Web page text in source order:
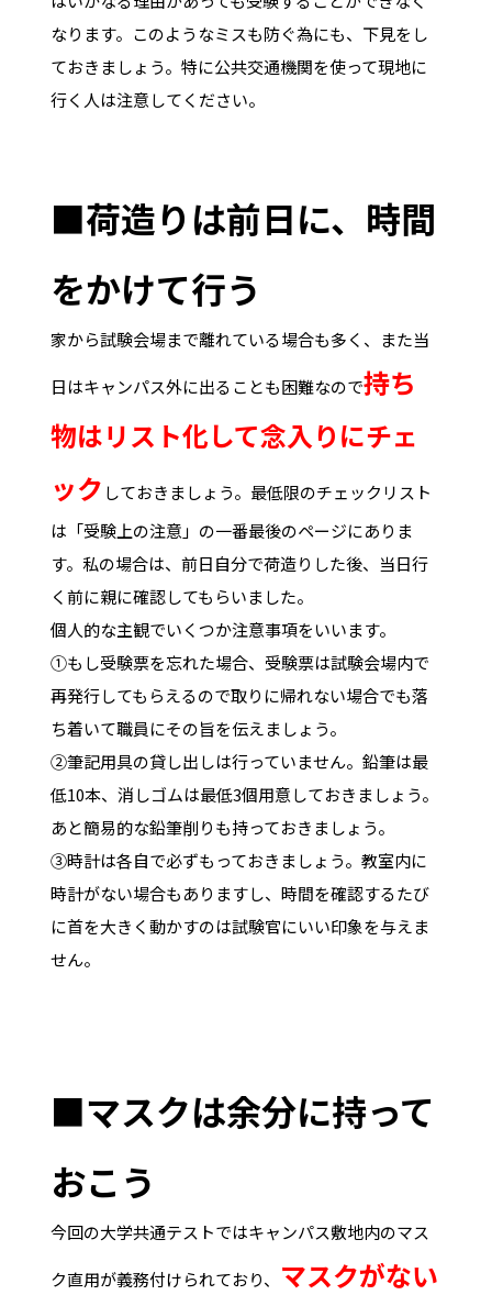
なります。このようなミスも防ぐ為にも、下見をし
ておきましょう。特に公共交通機関を使って現地に
行く人は注意してください。
■荷造りは前日に、時間
をかけて行う
家から試験会場まで離れている場合も多く、また当
日はキャンパス外に出ることも困難なので持ち
物はリスト化して念入りにチェ
ック しておきましょう。最低限のチェックリスト
は「受験上の注意」の一番最後のページにありま
す。私の場合は、前日自分で荷造りした後、当日行
く前に親に確認してもらいました。
個人的な主観でいくつか注意事項をいいます。
①もし受験票を忘れた場合、受験票は試験会場内で
再発行してもらえるので取りに帰れない場合でも落
ち着いて職員にその旨を伝えましょう。
②筆記用具の貸し出しは行っていません。鉛筆は最
低10本、消しゴムは最低3個用意しておきましょう。
あと簡易的な鉛筆削りも持っておきましょう。
③時計は各自で必ずもっておきましょう。教室内に
時計がない場合もありますし、時間を確認するたび
に首を大きく動かすのは試験官にいい印象を与えま
せん。
■マスクは余分に持って
おこう
今回の大学共通テストではキャンパス敷地内のマス
ク直用が義務付けられており、 マスクがない